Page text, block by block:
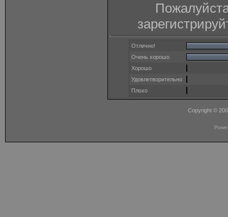
Отлично!
Очень хорошо
Хорошо
Удовлетворительно
Плохо
Copyright ©